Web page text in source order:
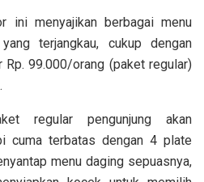
ini menyajikan berbagai menu
terjangkau, cukup dengan
99.000/orang (paket regular)
regular pengunjung akan
cuma terbatas dengan 4 plate
menu daging sepuasnya,